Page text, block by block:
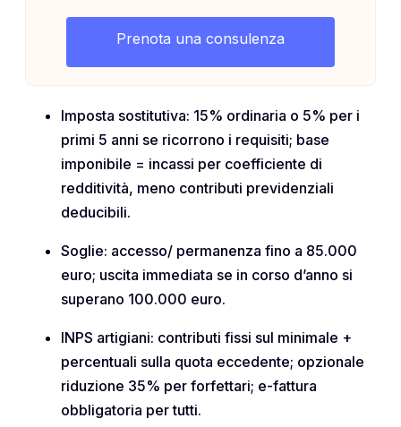
Prenota una consulenza
Imposta sostitutiva: 15% ordinaria o 5% per i
primi 5 anni se ricorrono i requisiti; base
imponibile = incassi per coefficiente di
redditività, meno contributi previdenziali
deducibili.
Soglie: accesso/ permanenza fino a 85.000
euro; uscita immediata se in corso d’anno si
superano 100.000 euro.
INPS artigiani: contributi fissi sul minimale +
percentuali sulla quota eccedente; opzionale
riduzione 35% per forfettari; e-fattura
obbligatoria per tutti.